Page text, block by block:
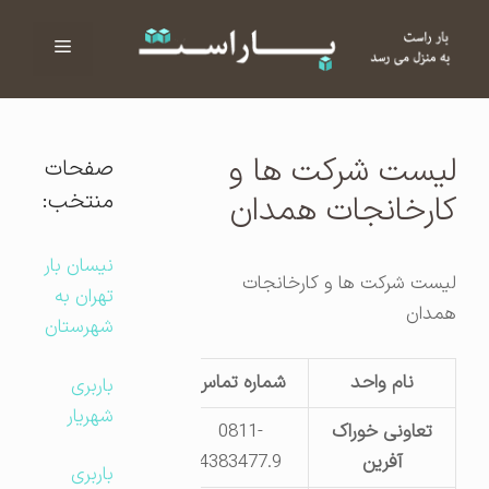
فهرست
لیست شرکت ها و
کارخانجات همدان
لیست شرکت ها و کارخانجات
همدان
نام واحد شماره تماس
آدرس
تعاونی خوراک
آفرین
0811-
4383477.9
بلواریکم خیابان
صفحات
منتخب:
نیسان بار
تهران به
شهرستان
باربری
شهریار
باربری